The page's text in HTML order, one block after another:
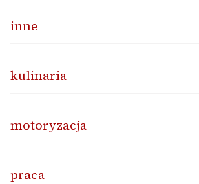
inne
kulinaria
motoryzacja
praca